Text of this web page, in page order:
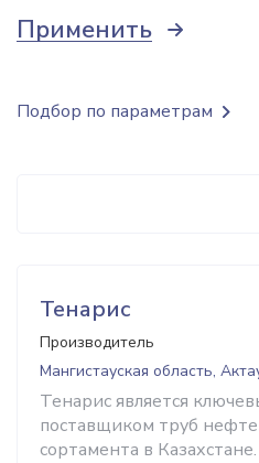
Применить
Тенарис
Производитель
Мангистауская область,
Тенарис является
поставщиком труб
сортамента в Казахстане.
Подбор по параметрам